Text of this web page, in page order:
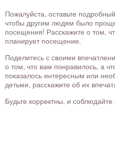
Пожалуйста, оставьте
чтобы другим людям было
посещения! Расскажите о том,
планирует посещение.
Поделитесь с своими
о том, что вам понравилось, а
показалось интересным или
детьми, расскажите об их
Будьте корректны, и